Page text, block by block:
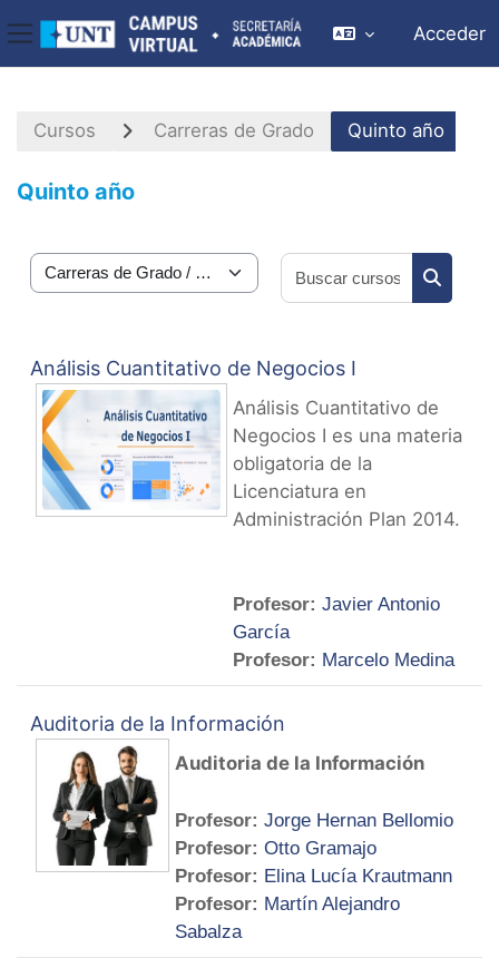
Panel lateral
Acceder
Cursos Carreras de Grado Quinto año
Quinto año
Categorías
Buscar
Análisis Cuantitativo de Negocios I
Análisis Cuantitativo de
Negocios I es una materia
obligatoria de la
Licenciatura en
Administración Plan 2014.
Profesor: Javier Antonio
García
Profesor: Marcelo Medina
Auditoria de la Información
Auditoria de la Información
Profesor: Jorge Hernan Bellomio
Profesor: Otto Gramajo
Profesor: Elina Lucía Krautmann
Profesor: Martín Alejandro
Sabalza